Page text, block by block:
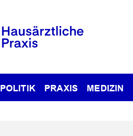
POLITIK PRAXIS MEDIZIN